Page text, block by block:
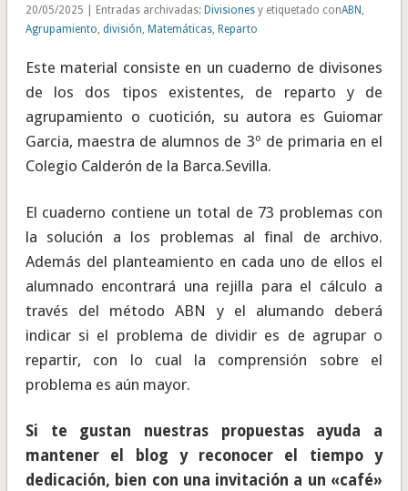
20/05/2025 | Entradas archivadas: Divisionesy etiquetado conABN ,
Agrupamiento, división, Matemáticas, Reparto
Este material consiste en un cuaderno de divisones
de los dos tipos existentes, de reparto y de
agrupamiento o cuotición, su autora es Guiomar
Garcia, maestra de alumnos de 3º de primaria en el
Colegio Calderón de la Barca.Sevilla.
El cuaderno contiene un total de 73 problemas con
la solución a los problemas al final de archivo.
Además del planteamiento en cada uno de ellos el
alumnado encontrará una rejilla para el cálculo a
través del método ABN y el alumando deberá
indicar si el problema de dividir es de agrupar o
repartir, con lo cual la comprensión sobre el
problema es aún mayor.
Si te gustan nuestras propuestas ayuda a
mantener el blog y reconocer el tiempo y
dedicación, bien con una invitación a un «café»